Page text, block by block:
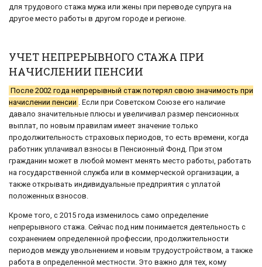
для трудового стажа мужа или жены при переводе супруга на
другое место работы в другом городе и регионе.
УЧЕТ НЕПРЕРЫВНОГО СТАЖА ПРИ
НАЧИСЛЕНИИ ПЕНСИИ
После 2002 года непрерывный стаж потерял свою значимость при
начислении пенсии
. Если при Советском Союзе его наличие
давало значительные плюсы и увеличивал размер пенсионных
выплат, по новым правилам имеет значение только
продолжительность страховых периодов, то есть времени, когда
работник уплачивал взносы в Пенсионный Фонд. При этом
гражданин может в любой момент менять место работы, работать
на государственной служба или в коммерческой организации, а
также открывать индивидуальные предприятия с уплатой
положенных взносов.
Кроме того, с 2015 года изменилось само определение
непрерывного стажа. Сейчас под ним понимается деятельность с
сохранением определенной профессии, продолжительности
периодов между увольнением и новым трудоустройством, а также
работа в определенной местности. Это важно для тех, кому